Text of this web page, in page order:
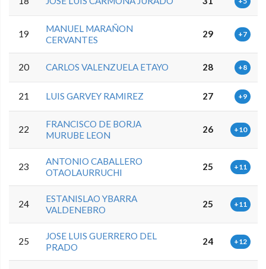
19
MANUEL MARAÑON
CERVANTES
29 +7
20 CARLOS VALENZUELA ETAYO 28 +8
21 LUIS GARVEY RAMIREZ 27 +9
22
FRANCISCO DE BORJA
MURUBE LEON
26 +10
23
ANTONIO CABALLERO
OTAOLAURRUCHI
25 +11
24
ESTANISLAO YBARRA
VALDENEBRO
25 +11
25
JOSE LUIS GUERRERO DEL
PRADO
24 +12